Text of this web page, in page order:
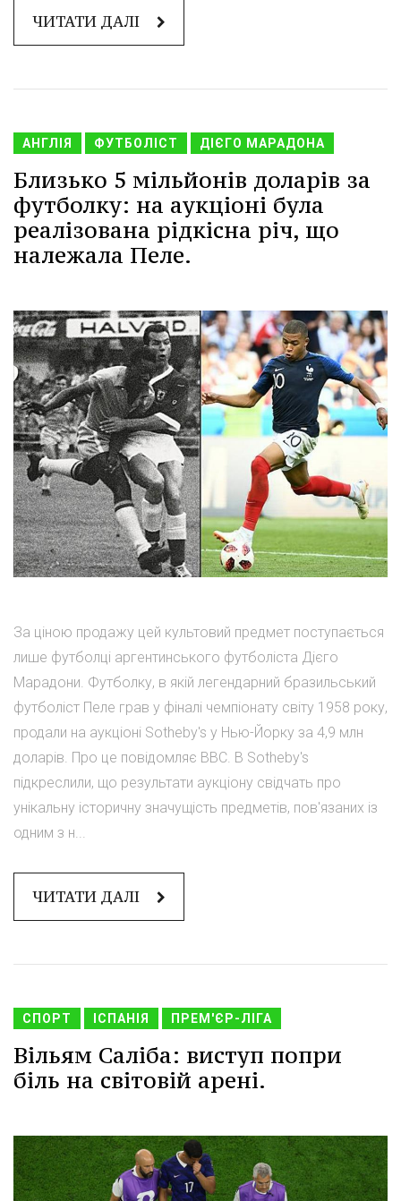
ЧИТАТИ ДАЛІ
АНГЛІЯ ФУТБОЛІСТ ДІЄГО МАРАДОНА
Близько 5 мільйонів доларів за
футболку: на аукціоні була
реалізована рідкісна річ, що
належала Пеле.
За ціною продажу цей культовий предмет поступається
лише футболці аргентинського футболіста Дієго
Марадони. Футболку, в якій легендарний бразильський
футболіст Пеле грав у фіналі чемпіонату світу 1958 року,
продали на аукціоні Sotheby's у Нью-Йорку за 4,9 млн
доларів. Про це повідомляє BBC. В Sotheby's
підкреслили, що результати аукціону свідчать про
унікальну історичну значущість предметів, пов'язаних із
одним з н...
ЧИТАТИ ДАЛІ
СПОРТ ІСПАНІЯ ПРЕМ'ЄР-ЛІГА
Вільям Саліба: виступ попри
біль на світовій арені.